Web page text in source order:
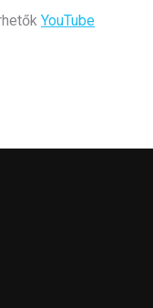
YouTube